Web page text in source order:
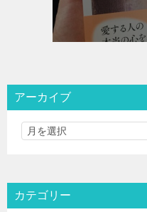
アーカイブ
カテゴリー